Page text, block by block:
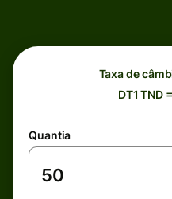
Taxa de
DT1 TND
Quantia